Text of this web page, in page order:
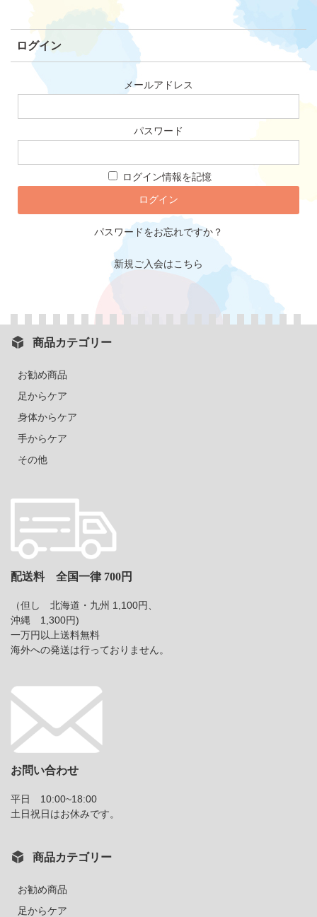
ログイン
メールアドレス
パスワード
ログイン情報を記憶
パスワードをお忘れですか？
新規ご入会はこちら
商品カテゴリー
お勧め商品
足からケア
身体からケア
手からケア
その他
配送料 全国一律 700円
（但し 北海道・九州 1,100円、
沖縄 1,300円)
一万円以上送料無料
海外への発送は行っておりません。
お問い合わせ
平日 10:00~18:00
土日祝日はお休みです。
商品カテゴリー
お勧め商品
足からケア